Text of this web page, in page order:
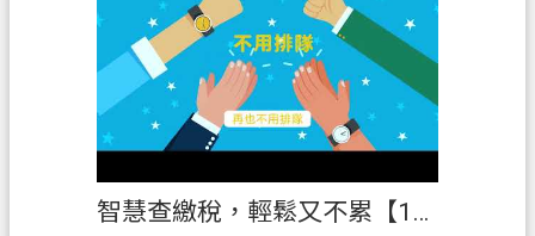
智慧查繳稅，輕鬆又不累【114年「稅創藝」租稅短片創作競賽】第3名